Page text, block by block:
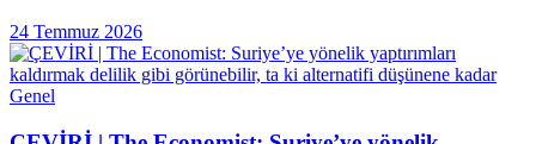
24 Temmuz 2026
Genel